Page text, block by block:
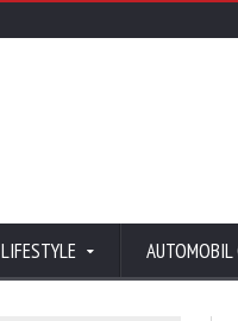
LIFESTYLE AUTOMOBIL